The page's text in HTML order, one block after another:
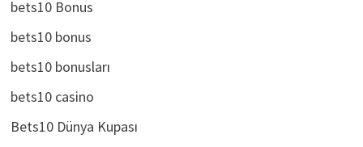
bets10 Bonus
bets10 bonus
bets10 bonusları
bets10 casino
Bets10 Dünya Kupası